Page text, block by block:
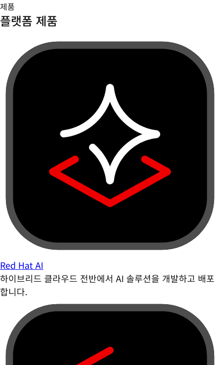
제품
플랫폼 제품
Red Hat AI
하이브리드 클라우드 전반에서 AI 솔루션을 개발하고 배포
합니다.